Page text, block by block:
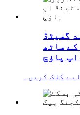
گسیٹڈ
کے ساتھ
اپ پاؤچ
کلک کریں۔